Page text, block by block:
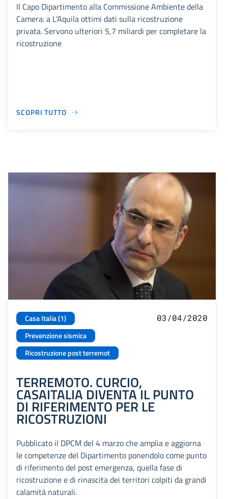
Il Capo Dipartimento alla Commissione Ambiente della
Camera: a L’Aquila ottimi dati sulla ricostruzione
privata. Servono ulteriori 5,7 miliardi per completare la
ricostruzione
SCOPRI TUTTO
Casa Italia (1)
Prevenzione sismica
Ricostruzione post terremot
03/04/2020
TERREMOTO. CURCIO,
CASAITALIA DIVENTA IL PUNTO
DI RIFERIMENTO PER LE
RICOSTRUZIONI
Pubblicato il DPCM del 4 marzo che amplia e aggiorna
le competenze del Dipartimento ponendolo come punto
di riferimento del post emergenza, quella fase di
ricostruzione e di rinascita dei territori colpiti da grandi
calamità naturali.